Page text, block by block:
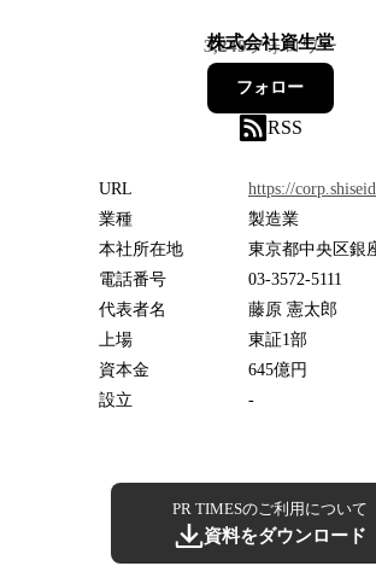
株式会社資生堂
3,249フォロワー
フォロー
RSS
URL
https://
業種
製造業
本社所在地
東京都中央区銀
電話番号
03-3572-5111
代表者名
藤原 憲太郎
上場
東証1部
資本金
645億円
設立
-
PR TIMESのご利用について
資料をダウンロード